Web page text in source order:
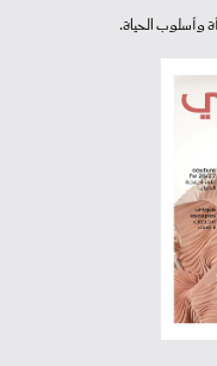
وأسلوب الحياة.